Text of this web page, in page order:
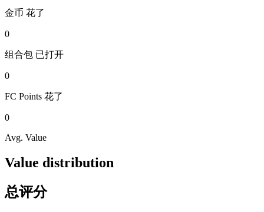
金币 花了
0
组合包 已打开
0
FC Points 花了
0
Avg. Value
Value distribution
总评分